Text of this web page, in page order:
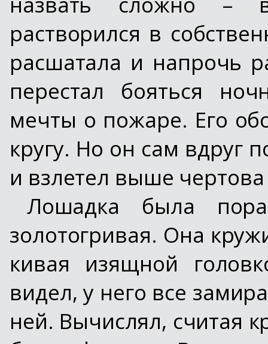
растворился в
расшатала и напрочь
перестал бояться
мечты о пожаре. Его
кругу. Но он сам вдруг
и взлетел выше чертова
Лошадка была
золотогривая. Она
кивая изящной
видел, у него все
ней. Вычислял, считая